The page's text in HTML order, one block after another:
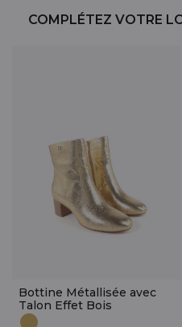
COMPLÉTEZ VOTRE
Bottine Métallisée avec
Talon Effet Bois